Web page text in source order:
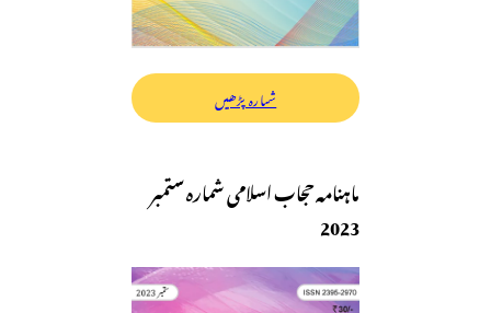
شمارہ پڑھیں
ماہنامہ حجاب اسلامی شمارہ ستمبر
2023